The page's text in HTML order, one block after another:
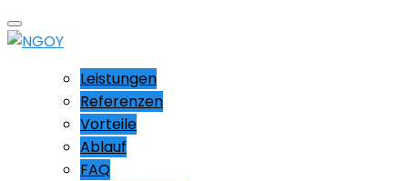
Leistungen
Referenzen
Vorteile
Ablauf
FAQ